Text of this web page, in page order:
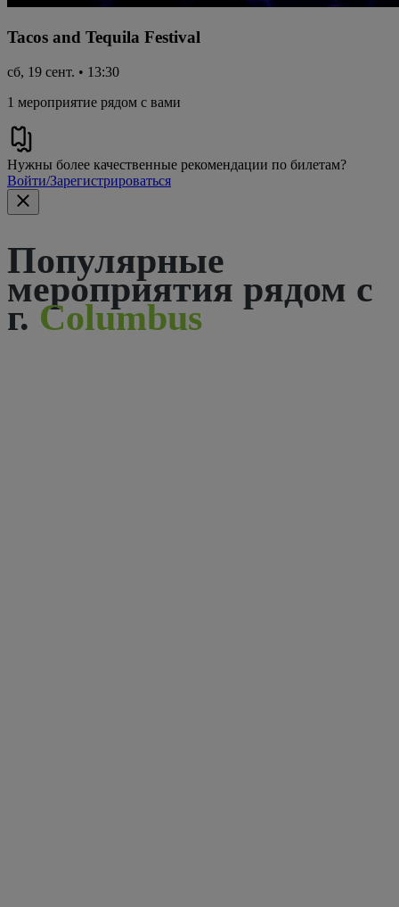
Tacos and Tequila Festival
сб, 19 сент. • 13:30
1 мероприятие рядом с вами
Нужны более качественные рекомендации по билетам?
Войти/Зарегистрироваться
Популярные
мероприятия рядом с
г. Columbus